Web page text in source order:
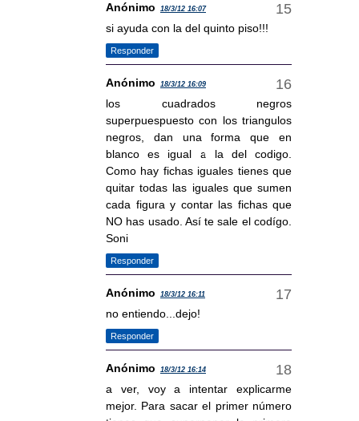
Anónimo 18/3/12 16:07
si ayuda con la del quinto piso!!!
Responder
Anónimo 18/3/12 16:09
los cuadrados negros
superpuespuesto con los triangulos
negros, dan una forma que en
blanco es igual a la del codigo.
Como hay fichas iguales tienes que
quitar todas las iguales que sumen
cada figura y contar las fichas que
NO has usado. Así te sale el codígo.
Soni
Responder
Anónimo 18/3/12 16:11
no entiendo...dejo!
Responder
Anónimo 18/3/12 16:14
a ver, voy a intentar explicarme
mejor. Para sacar el primer número